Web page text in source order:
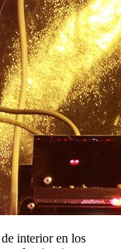
interior en los